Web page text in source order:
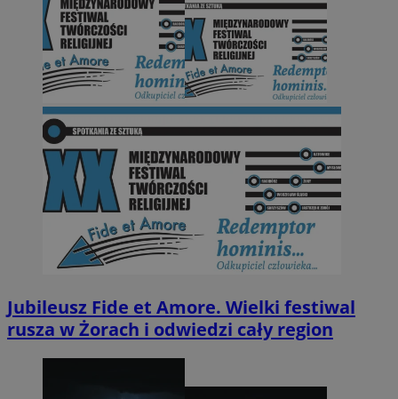
Jubileusz Fide et Amore. Wielki festiwal
rusza w Żorach i odwiedzi cały region